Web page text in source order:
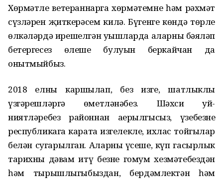
Хөрмәтле ветераннарга хөрмәтемне һәм рәхмәт
сүзләрен җиткерәсем килә. Бүгенге көндә төрле
өлкәләрдә ирешелгән уңышларда аларның бәяләп
бетергесез өлеше булуын беркайчан да
онытмыйбыз.
2018 елны каршылап, без изге, шатлыклы
үзгәрешләргә өметләнәбез. Шәхси уй-
ниятләребез районнан аерылгысыз, үзебезнең
республикага карата изгелекле, ихлас тойгылар
белән сугарылган. Аларның үсеше, күп гасырлык
тарихның дәвам итү безнең гомум хезмәтебездән
һәм тырышлыгыбыздан, бердәмлектән һәм